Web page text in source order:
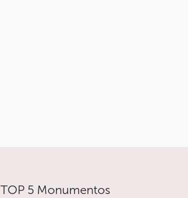
TOP 5 Monumentos